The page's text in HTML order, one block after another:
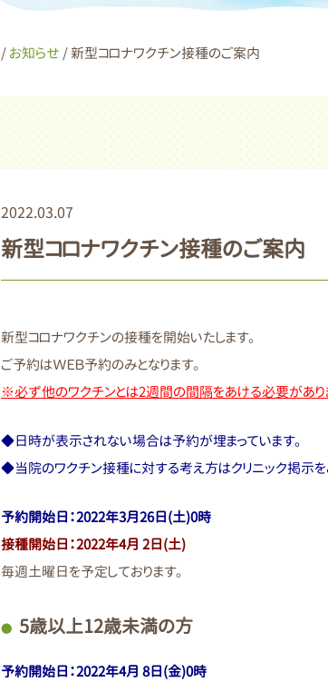
/お知らせ / 新型コロナワクチン接種のご案内
2022.03.07
新型コロナワクチン接種のご案内
新型コロナワクチンの接種を開始いたします。
ご予約はＷＥＢ予約のみとなります。
※必ず他のワクチンとは2週間の間隔をあける必要があり
◆日時が表示されない場合は予約が埋まっています。
◆当院のワクチン接種に対する考え方はクリニック掲示を
予約開始日：2022年3月26日(土)0時
接種開始日：2022年4月 2日(土)
毎週土曜日を予定しております。
5歳以上12歳未満の方
予約開始日：2022年4月 8日(金)0時